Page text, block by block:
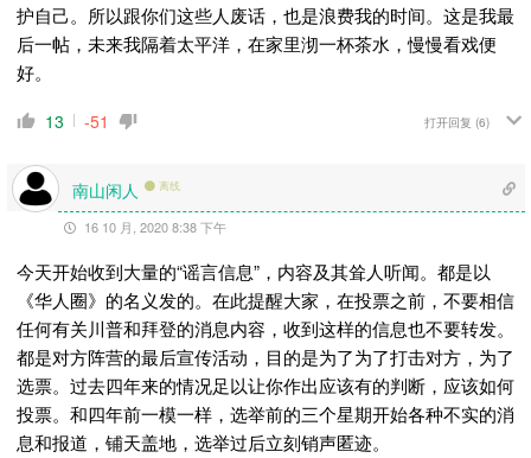
护自己。所以跟你们这些人废话，也是浪费我的时间。这是我最
后一帖，未来我隔着太平洋，在家里沏一杯茶水，慢慢看戏便
好。
13 -51 打开回复 (6)
南山闲人 离线
16 10 月, 2020 8:38 下午
今天开始收到大量的“谣言信息”，内容及其耸人听闻。都是以
《华人圈》的名义发的。在此提醒大家，在投票之前，不要相信
任何有关川普和拜登的消息内容，收到这样的信息也不要转发。
都是对方阵营的最后宣传活动，目的是为了为了打击对方，为了
选票。过去四年来的情况足以让你作出应该有的判断，应该如何
投票。和四年前一模一样，选举前的三个星期开始各种不实的消
息和报道，铺天盖地，选举过后立刻销声匿迹。